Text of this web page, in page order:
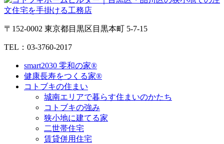
〒152-0002 東京都目黒区目黒本町 5-7-15
TEL：03-3760-2017
smart2030 零和の家®
健康長寿をつくる家®
コトブキの住まい
城南エリアで暮らす住まいのかたち
コトブキの強み
狭小地に建てる家
二世帯住宅
賃貸併用住宅